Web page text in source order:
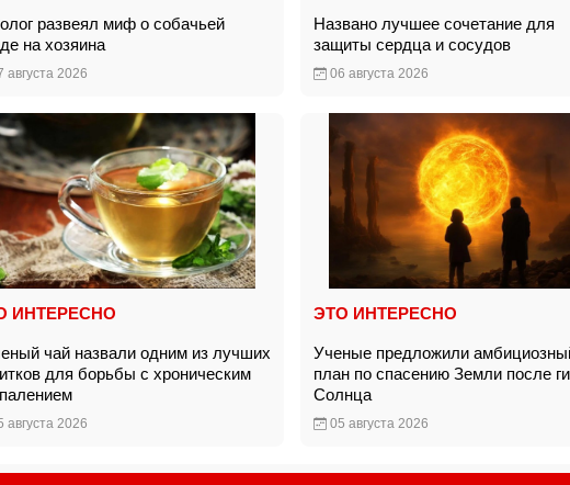
развеял миф о собачьей
на хозяина
августа 2026
Названо лучшее сочетание для
защиты сердца и сосудов
06 августа 2026
ИНТЕРЕСНО
чай назвали одним из лучших
для борьбы с хроническим
августа 2026
ЭТО ИНТЕРЕСНО
Ученые предложили
план по спасению Земли после
Солнца
05 августа 2026